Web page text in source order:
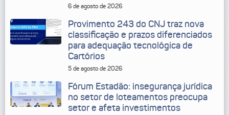
6 de agosto de 2026
Provimento 243 do CNJ traz nova
classificação e prazos diferenciados
para adequação tecnológica de
Cartórios
5 de agosto de 2026
Fórum Estadão: insegurança jurídica
no setor de loteamentos preocupa
setor e afeta investimentos